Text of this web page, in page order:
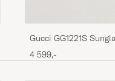
Gucci GG1221S
4 599,-